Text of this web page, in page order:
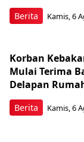
Berita Kamis, 6
Berita
Korban
Mulai Terima
Delapan
Kamis, 6